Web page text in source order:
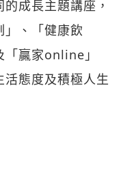
成長主題講座，
」、「健康飲
贏家online」
態度及積極人生